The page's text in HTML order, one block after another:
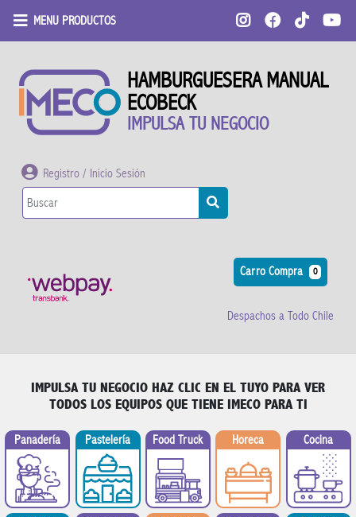
MENU PRODUCTOS
HAMBURGUESERA MANUAL
ECOBECK
IMPULSA TU NEGOCIO
Registro / Inicio Sesión
Carro Compra 0
Despachos a Todo Chile
IMPULSA TU NEGOCIO HAZ CLIC EN EL TUYO PARA VER
TODOS LOS EQUIPOS QUE TIENE IMECO PARA TI
Panadería Pastelería Food Truck Horeca Cocina